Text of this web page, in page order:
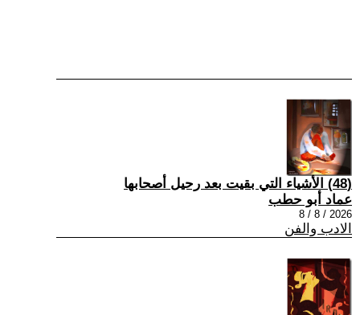
(48) الأشياء التي بقيت بعد رحيل أصحابها
عماد أبو حطب
2026 / 8 / 8
الادب والفن